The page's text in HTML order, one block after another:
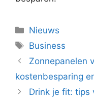
Categorieën
Nieuws
Tags
Business
Zonnepanelen
kostenbesparing
Drink je fit: tips